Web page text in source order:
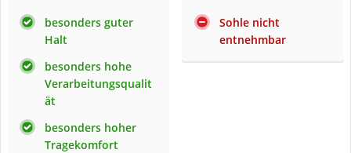
besonders guter
Halt
besonders hohe
Verarbeitungsqualit
ät
besonders hoher
Tragekomfort
Sohle nicht
entnehmbar